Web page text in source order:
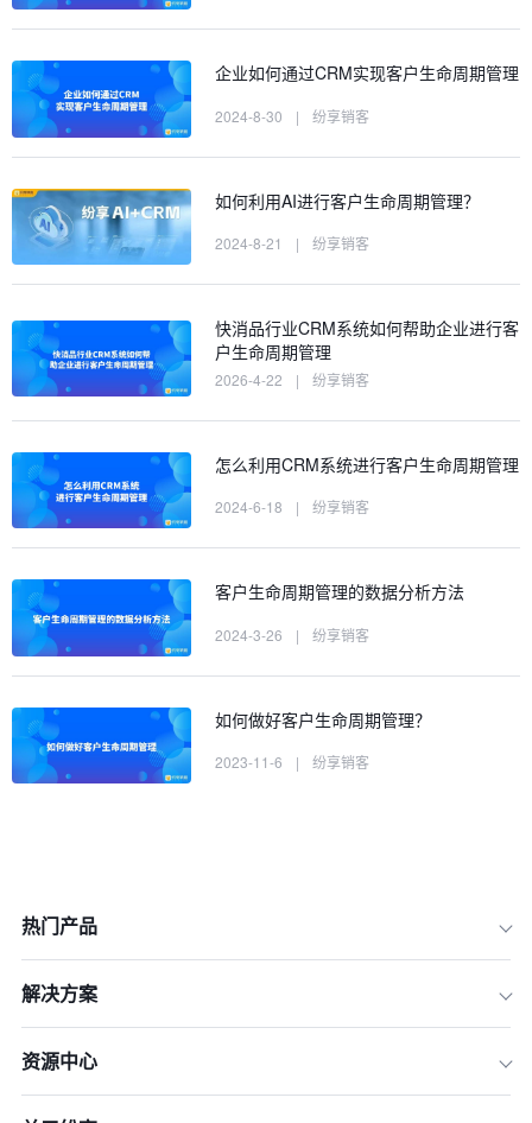
企业如何通过CRM实现客户生命周期管理
2024-8-30 | 纷享销客
如何利用AI进行客户生命周期管理？
2024-8-21 | 纷享销客
快消品行业CRM系统如何帮助企业进行客
户生命周期管理
2026-4-22 | 纷享销客
怎么利用CRM系统进行客户生命周期管理
2024-6-18 | 纷享销客
客户生命周期管理的数据分析方法
2024-3-26 | 纷享销客
如何做好客户生命周期管理？
2023-11-6 | 纷享销客
热门产品
解决方案
资源中心